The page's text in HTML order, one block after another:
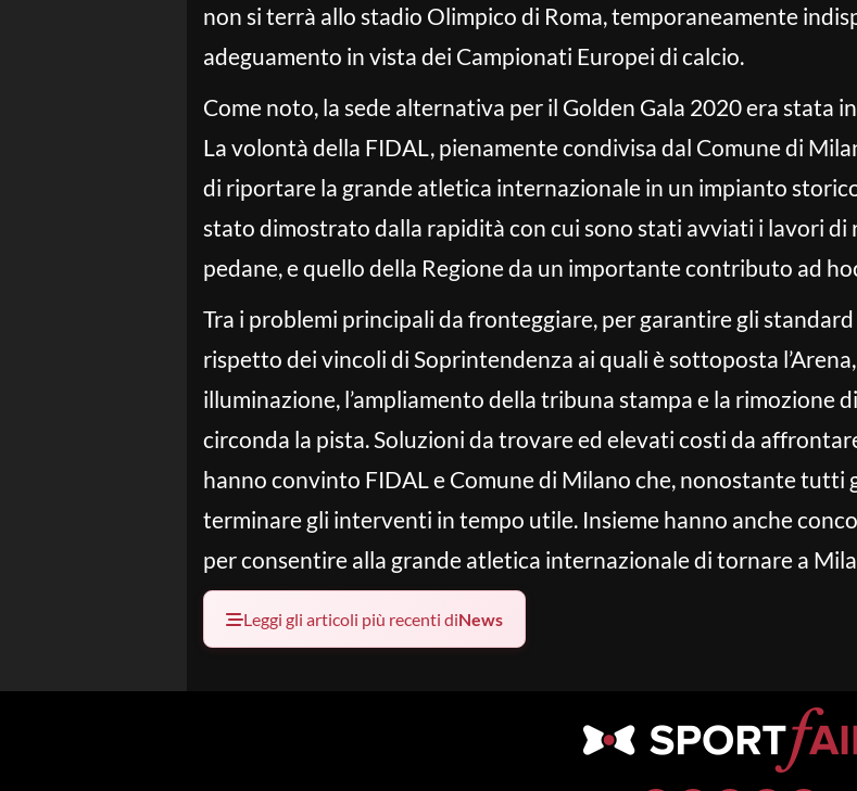
non si terrà allo stadio Olimpico di Roma, temporaneamente
adeguamento in vista dei Campionati Europei di calcio.
Come noto, la sede alternativa per il Golden Gala 2020 era stata
La volontà della FIDAL, pienamente condivisa dal Comune di
di riportare la grande atletica internazionale in un impianto storico
stato dimostrato dalla rapidità con cui sono stati avviati i lavori
pedane, e quello della Regione da un importante contributo ad
Tra i problemi principali da fronteggiare, per garantire gli
rispetto dei vincoli di Soprintendenza ai quali è sottoposta
illuminazione, l’ampliamento della tribuna stampa e la rimozione
circonda la pista. Soluzioni da trovare ed elevati costi da
hanno convinto FIDAL e Comune di Milano che, nonostante tutti
terminare gli interventi in tempo utile. Insieme hanno anche
per consentire alla grande atletica internazionale di tornare a
Leggi gli articoli più recenti diNews